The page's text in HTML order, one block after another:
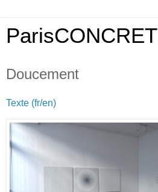
ParisCONCRET
Doucement
Texte (fr/en)